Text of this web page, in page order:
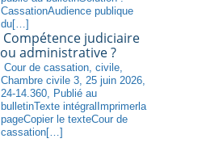
CassationAudience publique
du[…]
Compétence judiciaire
ou administrative ?
Cour de cassation, civile,
Chambre civile 3, 25 juin 2026,
24-14.360, Publié au
bulletinTexte intégralImprimerla
pageCopier le texteCour de
cassation[…]